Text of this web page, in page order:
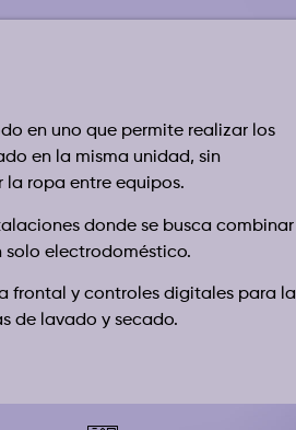
en uno que permite realizar los
en la misma unidad, sin
la ropa entre equipos.
donde se busca combinar
solo electrodoméstico.
frontal y controles digitales para la
de lavado y secado.